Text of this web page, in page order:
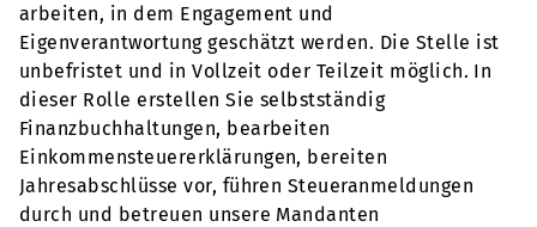
arbeiten, in dem Engagement und
Eigenverantwortung geschätzt werden. Die Stelle ist
unbefristet und in Vollzeit oder Teilzeit möglich. In
dieser Rolle erstellen Sie selbstständig
Finanzbuchhaltungen, bearbeiten
Einkommensteuererklärungen, bereiten
Jahresabschlüsse vor, führen Steueranmeldungen
durch und betreuen unsere Mandanten